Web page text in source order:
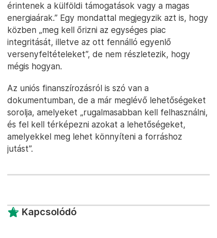
érintenek a külföldi támogatások vagy a magas
energiaárak.” Egy mondattal megjegyzik azt is, hogy
közben „meg kell őrizni az egységes piac
integritását, illetve az ott fennálló egyenlő
versenyfeltételeket”, de nem részletezik, hogy
mégis hogyan.
Az uniós finanszírozásról is szó van a
dokumentumban, de a már meglévő lehetőségeket
sorolja, amelyeket „rugalmasabban kell felhasználni,
és fel kell térképezni azokat a lehetőségeket,
amelyekkel meg lehet könnyíteni a forráshoz
jutást”.
Kapcsolódó